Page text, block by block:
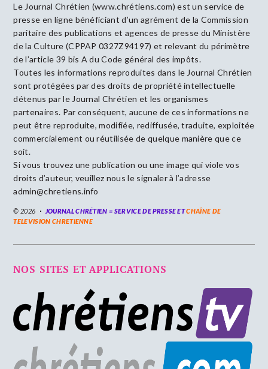
Le Journal Chrétien (www.chrétiens.com) est un service de
presse en ligne bénéficiant d’un agrément de la Commission
paritaire des publications et agences de presse du Ministère
de la Culture (CPPAP 0327Z94197) et relevant du périmètre
de l’article 39 bis A du Code général des impôts.
Toutes les informations reproduites dans le Journal Chrétien
sont protégées par des droits de propriété intellectuelle
détenus par le Journal Chrétien et les organismes
partenaires. Par conséquent, aucune de ces informations ne
peut être reproduite, modifiée, rediffusée, traduite, exploitée
commercialement ou réutilisée de quelque manière que ce
soit.
Si vous trouvez une publication ou une image qui viole vos
droits d’auteur, veuillez nous le signaler à l’adresse
admin@chretiens.info
© 2026 JOURNAL CHRÉTIEN = SERVICE DE PRESSE ETCHAÎNE DE
TELEVISION CHRETIENNE
NOS SITES ET APPLICATIONS